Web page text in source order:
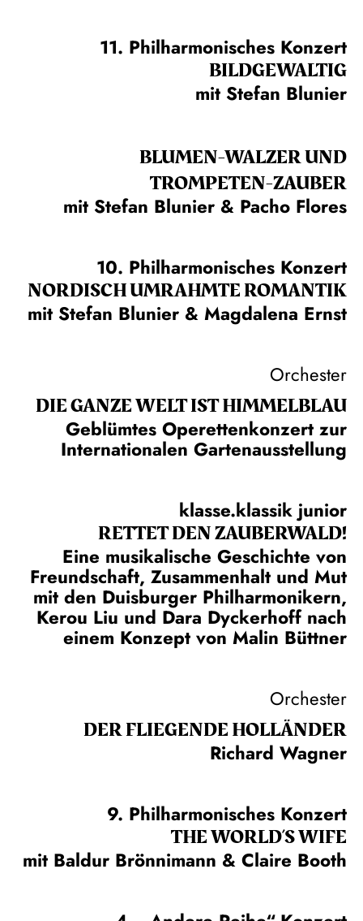
11. Philharmonisches Konzert
BILDGEWALTIG
mit Stefan Blunier
BLUMEN-WALZER UND
TROMPETEN-ZAUBER
mit Stefan Blunier & Pacho Flores
10. Philharmonisches Konzert
NORDISCH UMRAHMTE ROMANTIK
mit Stefan Blunier & Magdalena Ernst
Orchester
DIE GANZE WELT IST HIMMEL­BLAU
Geblümtes Operettenkonzert zur
Internationalen Gartenausstellung
klasse.klassik junior
RETTET DEN ZAUBERWALD!
Eine musikalische Geschichte von
Freundschaft, Zusammenhalt und Mut
mit den Duisburger Philharmonikern,
Kerou Liu und Dara Dyckerhoff nach
einem Konzept von Malin Büttner
Orchester
DER FLIE­GEN­DE HOL­LÄN­DER
Richard Wagner
9. Philharmonisches Konzert
THE WORLD’S WIFE
mit Baldur Brönnimann & Claire Booth